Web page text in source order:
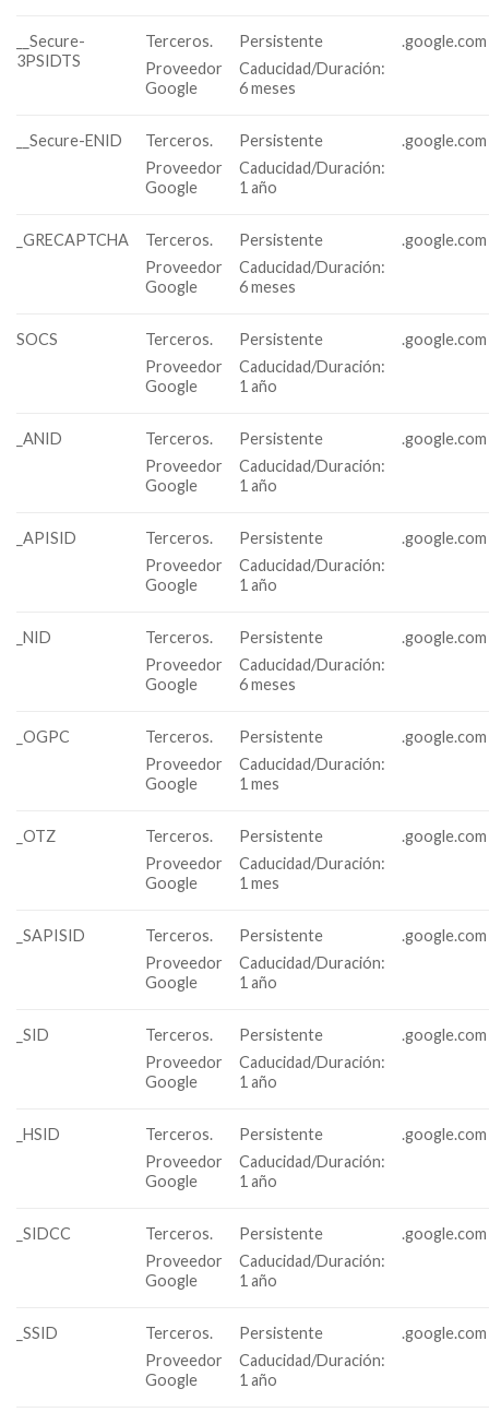
__Secure-
3PSIDTS
Terceros.
Proveedor
Google
Persistente
Caducidad/Duración:
6 meses
.google.com
__Secure-ENID
Terceros.
Proveedor
Google
Persistente
Caducidad/Duración:
1 año
.google.com
_GRECAPTCHA
Terceros.
Proveedor
Google
Persistente
Caducidad/Duración:
6 meses
.google.com
SOCS
Terceros.
Proveedor
Google
Persistente
Caducidad/Duración:
1 año
.google.com
_ANID
Terceros.
Proveedor
Google
Persistente
Caducidad/Duración:
1 año
.google.com
_APISID
Terceros.
Proveedor
Google
Persistente
Caducidad/Duración:
1 año
.google.com
_NID
Terceros.
Proveedor
Google
Persistente
Caducidad/Duración:
6 meses
.google.com
_OGPC
Terceros.
Proveedor
Google
Persistente
Caducidad/Duración:
1 mes
.google.com
_OTZ
Terceros.
Proveedor
Google
Persistente
Caducidad/Duración:
1 mes
.google.com
_SAPISID
Terceros.
Proveedor
Google
Persistente
Caducidad/Duración:
1 año
.google.com
_SID
Terceros.
Proveedor
Google
Persistente
Caducidad/Duración:
1 año
.google.com
_HSID
Terceros.
Proveedor
Google
Persistente
Caducidad/Duración:
1 año
.google.com
_SIDCC
Terceros.
Proveedor
Google
Persistente
Caducidad/Duración:
1 año
.google.com
_SSID
Terceros.
Proveedor
Google
Persistente
Caducidad/Duración:
1 año
.google.com